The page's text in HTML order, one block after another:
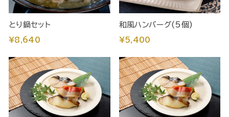
とり鍋セット
¥8,640
和風ハンバーグ(5個)
¥5,400